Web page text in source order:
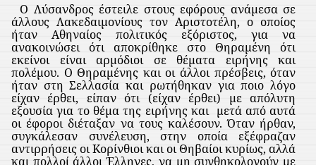
Ο Λύσανδρος έστειλε στους εφόρους ανάμεσα σε
άλλους Λακεδαιμονίους τον Αριστοτέλη, ο οποίος
ήταν Αθηναίος πολιτικός εξόριστος, για να
ανακοινώσει ότι αποκρίθηκε στο Θηραμένη ότι
εκείνοι είναι αρμόδιοι σε θέματα ειρήνης και
πολέμου. Ο Θηραμένης και οι άλλοι πρέσβεις, όταν
ήταν στη Σελλασία και ρωτήθηκαν για ποιο λόγο
είχαν έρθει, είπαν ότι (είχαν έρθει) με απόλυτη
εξουσία για το θέμα της ειρήνης και μετά από αυτά
οι έφοροι διέταξαν να τους καλέσουν. Όταν ήρθαν,
συγκάλεσαν συνέλευση, στην οποία εξέφραζαν
αντιρρήσεις οι Κορίνθιοι και οι Θηβαίοι κυρίως, αλλά
και πολλοί άλλοι Έλληνες, να μη συνθηκολογούν με